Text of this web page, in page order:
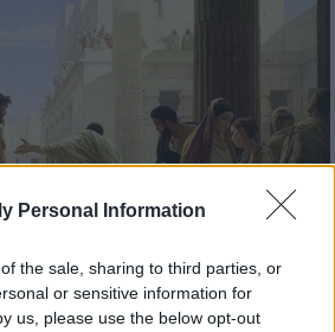
Personal Information
the sale, sharing to third parties, or
or sensitive information for
us, please use the below opt-out
21:38